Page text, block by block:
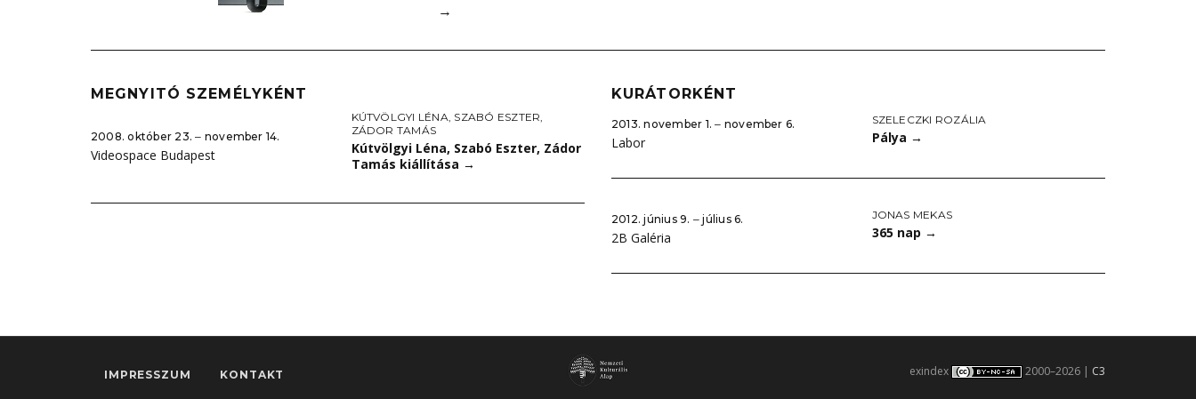
→
MEGNYITÓ SZEMÉLYKÉNT
2008. október 23. ‒ november 14.
Videospace Budapest
KÚTVÖLGYI LÉNA, SZABÓ ESZTER,
ZÁDOR TAMÁS
Kútvölgyi Léna, Szabó Eszter, Zádor
Tamás kiállítása →
KURÁTORKÉNT
2013. november 1. ‒ november 6.
Labor
SZELECZKI ROZÁLIA
Pálya →
2012. június 9. ‒ július 6.
2B Galéria
JONAS MEKAS
365 nap →
IMPRESSZUM KONTAKT exindex 2000–2026 | C3